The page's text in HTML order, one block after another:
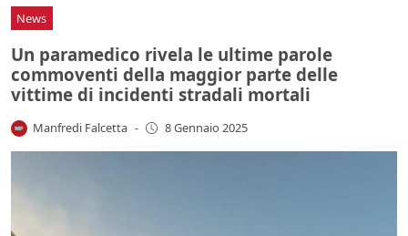
News
Un paramedico rivela le ultime parole
commoventi della maggior parte delle
vittime di incidenti stradali mortali
Manfredi Falcetta - 8 Gennaio 2025